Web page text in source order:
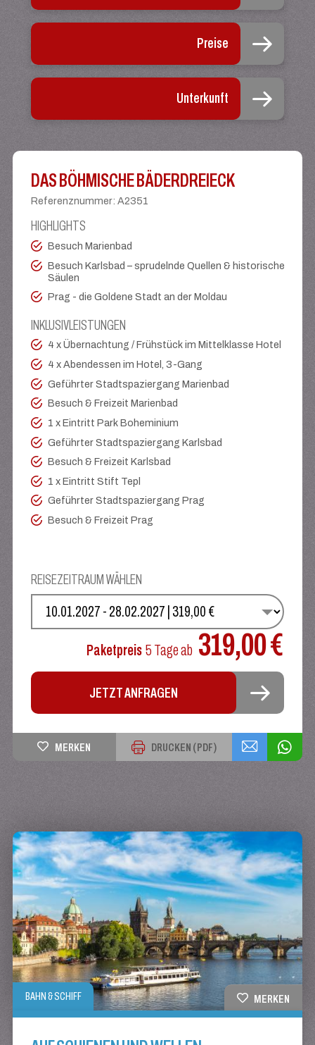
Preise
Unterkunft
DAS BÖHMISCHE BÄDERDREIECK
Referenznummer:A2351
HIGHLIGHTS
Besuch Marienbad
Besuch Karlsbad – sprudelnde Quellen & historische
Säulen
Prag - die Goldene Stadt an der Moldau
INKLUSIVLEISTUNGEN
4 x Übernachtung / Frühstück im Mittelklasse Hotel
4 x Abendessen im Hotel, 3-Gang
Geführter Stadtspaziergang Marienbad
Besuch & Freizeit Marienbad
1 x Eintritt Park Boheminium
Geführter Stadtspaziergang Karlsbad
Besuch & Freizeit Karlsbad
1 x Eintritt Stift Tepl
Geführter Stadtspaziergang Prag
Besuch & Freizeit Prag
REISEZEITRAUM WÄHLEN
WÄHLEN SIE IHREN TERMIN
Paketpreis5 Tageab 319,00 €
JETZT ANFRAGEN
MERKEN DRUCKEN (PDF)
BAHN & SCHIFF MERKEN